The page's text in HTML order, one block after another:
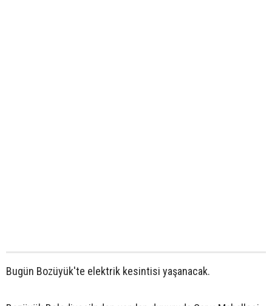
Bugün Bozüyük'te elektrik kesintisi yaşanacak.